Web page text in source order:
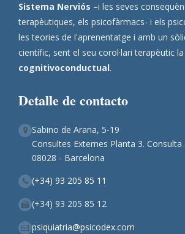
Sistema Nerviós –i les seves
terapèutiques, els psicofàrmacs- i els
les teories de l'aprenentatge i amb un
científic, sent el seu corol·lari terapèutic la
cognitivoconductual.
Detalle de contacto
Sabino de Arana, 5-19
Consultes Externes Planta 3. Consulta
08028 - Barcelona
(+34) 93 205 85 11
(+34) 93 205 85 12
psiquiatria@psicodex.com